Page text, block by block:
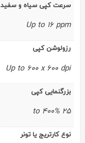
سرعت کپی سیاه و سفید
Up to 16 ppm
رزولوشن کپی
Up to 600 x 600 dpi
بزرگنمایی کپی
25 to 400%
نوع کارتریج یا تونر